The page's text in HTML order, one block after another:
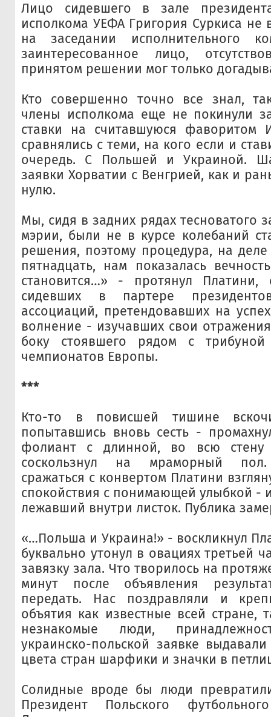
Лицо сидевшего в зале
исполкома УЕФА Григория Суркиса не
на заседании исполнительного
заинтересованное лицо,
принятом решении мог только
Кто совершенно точно все знал,
члены исполкома еще не покинули
ставки на считавшуюся фаворитом
сравнялись с теми, на кого если и
очередь. С Польшей и Украиной.
заявки Хорватии с Венгрией, как и
нулю.
Мы, сидя в задних рядах тесноватого
мэрии, были не в курсе колебаний
решения, поэтому процедура, на
пятнадцать, нам показалась
становится…» - протянул Платини,
сидевших в партере
ассоциаций, претендовавших на
волнение - изучавших свои
боку стоявшего рядом с трибуной
чемпионатов Европы.
***
Кто-то в повисшей тишине
попытавшись вновь сесть -
фолиант с длинной, во всю стену
соскользнул на мраморный
сражаться с конвертом Платини
спокойствия с понимающей улыбкой -
лежавший внутри листок. Публика
«…Польша и Украина!» - воскликнул
буквально утонул в овациях третьей
завязку зала. Что творилось на
минут после объявления
передать. Нас поздравляли и
объятия как известные всей стране,
незнакомые люди,
украинско-польской заявке
цвета стран шарфики и значки в
Солидные вроде бы люди
Президент Польского